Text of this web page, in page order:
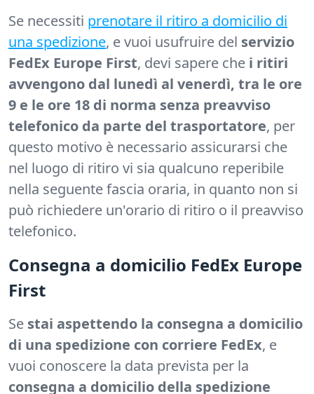
Se necessiti prenotare il ritiro a domicilio di
una spedizione, e vuoi usufruire del servizio
FedEx Europe First, devi sapere che i ritiri
avvengono dal lunedì al venerdì, tra le ore
9 e le ore 18 di norma senza preavviso
telefonico da parte del trasportatore, per
questo motivo è necessario assicurarsi che
nel luogo di ritiro vi sia qualcuno reperibile
nella seguente fascia oraria, in quanto non si
può richiedere un'orario di ritiro o il preavviso
telefonico.
Consegna a domicilio FedEx Europe
First
Se stai aspettendo la consegna a domicilio
di una spedizione con corriere FedEx, e
vuoi conoscere la data prevista per la
consegna a domicilio della spedizione